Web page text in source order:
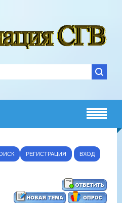
РЕГИСТРАЦИЯ ВХОД